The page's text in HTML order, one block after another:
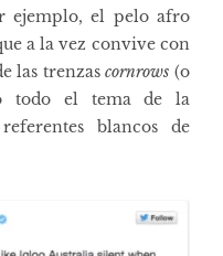
ejemplo, el pelo afro
a la vez convive con
las trenzascornrows (o
todo el tema de la
blancos de